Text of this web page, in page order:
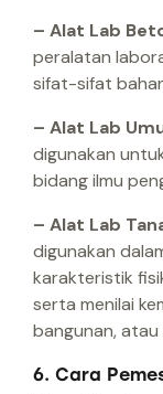
– Alat Lab
peralatan
sifat-sifat
– Alat Lab
digunakan
bidang ilmu
– Alat Lab
digunakan
karakteristik
serta menilai
bangunan,
6. Cara